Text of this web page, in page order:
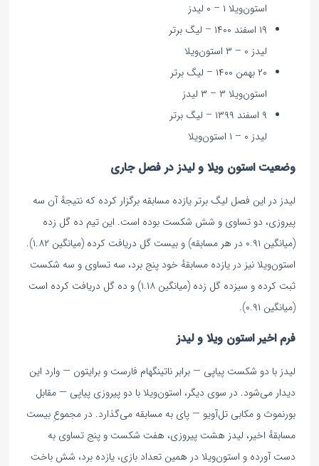
استون‌ویلا ۱ – ۰ لیدز
۱۹ اسفند ۱۴۰۰ – لیگ برتر
لیدز ۰ – ۳ استون‌ویلا
۲۰ بهمن ۱۴۰۰ – لیگ برتر
استون‌ویلا ۳ – ۳ لیدز
۹ اسفند ۱۳۹۹ – لیگ برتر
لیدز ۰ – ۱ استون‌ویلا
وضعیت استون ویلا و لیدز در فصل جاری
لیدز در این فصل لیگ برتر یازده مسابقه برگزار کرده که نتیجهٔ آن سه
پیروزی، دو تساوی و شش شکست بوده است. این تیم ده گل زده
(میانگین ۰.۹۱ در هر مسابقه) و بیست گل دریافت کرده (میانگین ۱.۸۲).
استون‌ویلا نیز در یازده مسابقهٔ خود پنج برد، سه تساوی و سه شکست
ثبت کرده و سیزده گل زده (میانگین ۱.۱۸) و ده گل دریافت کرده است
(میانگین ۰.۹۱).
فرم اخیر استون ویلا و لیدز
لیدز با دو شکست پیاپی — برابر ناتینگهام فارست و برایتون — وارد این
دیدار می‌شود. در سوی دیگر، استون‌ویلا با دو پیروزی پیاپی — مقابل
بورنموث و مکابی تل‌آویو — پای به مسابقه می‌گذارد. در مجموعِ بیست
مسابقهٔ اخیر، لیدز هشت پیروزی، هفت شکست و پنج تساوی به
دست آورده و استون‌ویلا در همین تعداد بازی، یازده برد، شش باخت